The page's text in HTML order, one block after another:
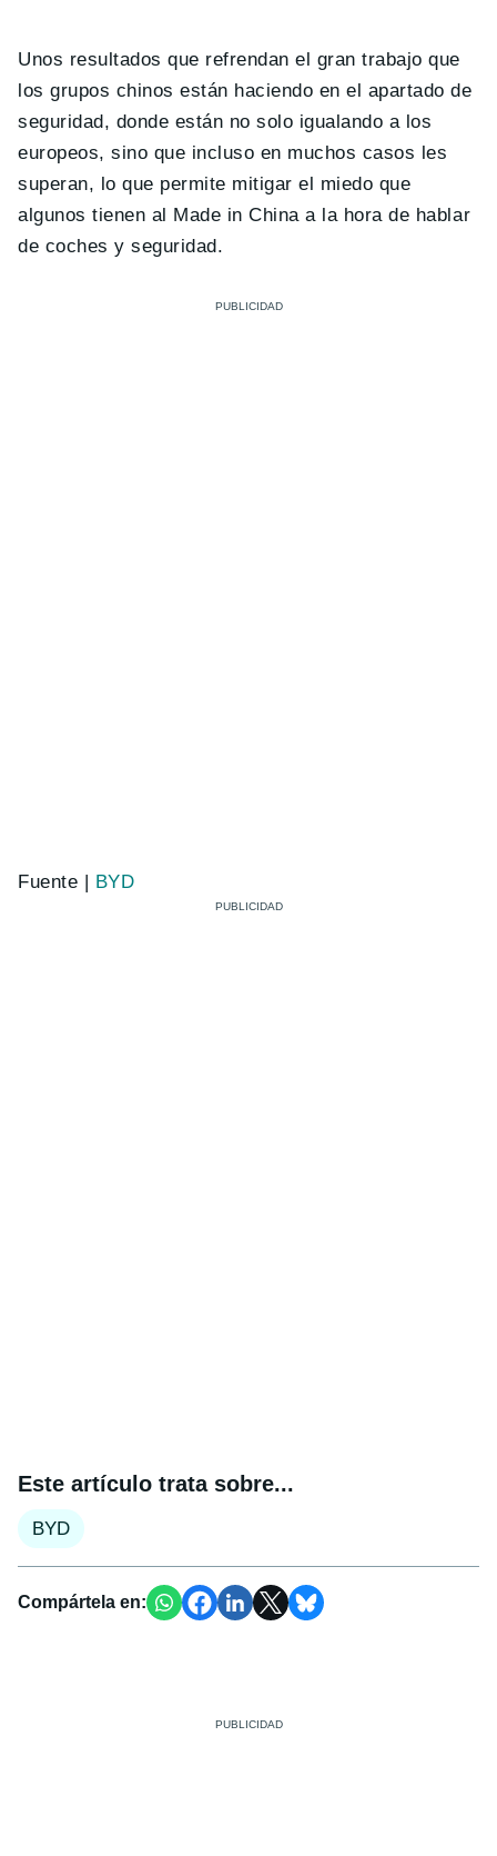
Unos resultados que refrendan el gran trabajo que
los grupos chinos están haciendo en el apartado de
seguridad, donde están no solo igualando a los
europeos, sino que incluso en muchos casos les
superan, lo que permite mitigar el miedo que
algunos tienen al Made in China a la hora de hablar
de coches y seguridad.
Fuente | BYD
Este artículo trata sobre...
BYD
Compártela en: